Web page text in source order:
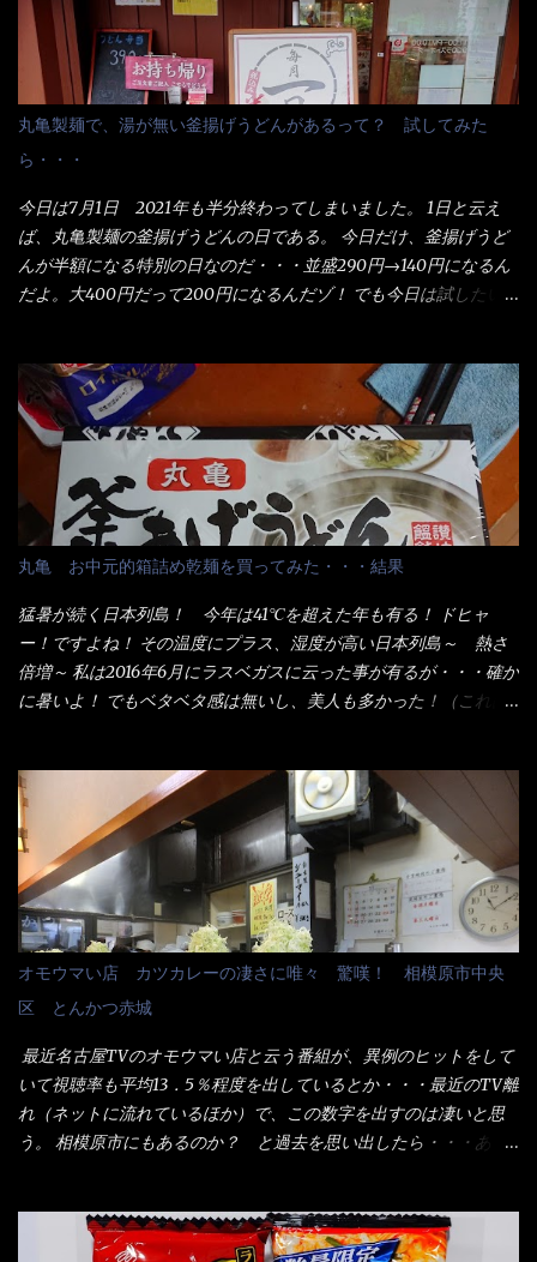
丸亀製麺で、湯が無い釜揚げうどんがあるって？ 試してみた
ら・・・
今日は7月1日 2021年も半分終わってしまいました。 1日と云え
ば、丸亀製麺の釜揚げうどんの日である。 今日だけ、釜揚げうど
んが半額になる特別の日なのだ・・・並盛290円→140円になるん
だよ。大400円だって200円になるんだゾ！ でも今日は試したい
でる～ でもコレって食べきるまで湯に浸かっているわけで、最
初と最後では麺の固さというかコシが違う！ だったら湯なんか要
らないじゃん！ 茹で上げ直後の麺だけいいよ！となるでしょ
う。 事前にググって調べたら、やっぱり＜湯無し＞注文は、裏注
文方法としてあるらしい。 それと店員によっては、理解出来ない
者も居るらしい云う事。 そこでランチ混雑前に、行くのが店への
配慮でもある。 11:20 店内に入り・・・『釜揚げうどん得を湯ナ
シで！』と注文したら、近場にいたオッサン店員はキョトンとし
た顔『湯なし？』（これだ全く理解していないな） すると茹で方
の若い女性店員が『いい！いい！！』とオッサンを向こうへやっ
た。 でサッサと、木桶を用意してうどんだけ入れて出して来まし
た。 な～るほど、この事か・・・ で今日の2021年後半1回目のサ
＞サイズを食べられるか？である。 前回も、大しか食べていない
からね、得がどれくらいの満腹度になるのか？ この得サイズの木
桶は、銭湯で使う洗い桶サイズだなぁ～ この木桶サイズに、満々
と湯が注がれていたら食べ進むうちに、麺が伸びてしまうだろ
う。 これなら茹で上がった直後のままで、食べ進められるじゃな
いか！ 別皿で、葱と天かすを満タンに用意して、山葵も2つ。 そ
れに湯が無い利点として、汁が薄まらない！ これだよ、こ
れ！！ 湯があると、うどんと共に汁の方へ湯までも入ってしま
う。つまりラーメンの麺にスープが絡む現象ですな。 結局、伸び
ずに汁も薄らむこともなく・・最後の方で＜だし汁＞を少し追加
しました。 腹イッパイだけど、得サイズは全てお腹の中へ収まっ
たし満足達成度100％ 苦しいと云う事も無いな！ まだ鶏天1個位
は入りそうだね。 と云う事で、今回＜釜揚げうどんの湯無し＞を
試したら、確...
丸亀 お中元的箱詰め乾麺を買ってみた・・・結果
猛暑が続く日本列島！ 今年は41℃を超えた年も有る！ ドヒャ
ー！ですよね！ その温度にプラス、湿度が高い日本列島～ 熱さ
倍増～ 私は2016年6月にラスベガスに云った事が有るが・・・確か
に暑いよ！ でもベタベタ感は無いし、美人も多かった！（これは
中元は、丁度お盆の夏場に日頃お世話になっている方への＜ご挨
拶＞としての贈り物の習慣です。 今では、大分廃れてしまってい
るかと・・・小生もお中元やお歳暮など送った事は無い！（キッ
パリ） まぁ～この慣習が残っているのは、官公庁や超大手企業戦
士（昇進目的）などの世界でしょう。 要は、ゴマスリ・・・てな
感じかな。 丸亀製麺と云えば、大阪誕生→全国区（北海道と沖縄
は？）へ広がった、讃岐饂飩チェーン店大手といっても過言では
無いでしょう。 各店舗で、毎日饂飩を打っているので饂飩好きの
方には店舗に寄って違う！と云う人も居るらしい・・ そんな大手
讃岐饂飩チェーン店と関係があるのか？ 箱詰め乾麺！ このパッ
ケージからすれば、間違いなく贈答用目的でしょう。 そんな贈答
用箱詰め饂飩・・・またもやメガドンキで発見し購入！ 中身は、
この様な状態です。 乾麺の束が6束／一パックになっており、それ
1280円と云った感じです。 で私は幾らで、メガドンキでゲットし
たかって？ それは非常に言いづらい・・・色々と各方面へ忖度し
オモウマい店 カツカレーの凄さに唯々 驚嘆！ 相模原市中央
区 とんかつ赤城
最近名古屋TVのオモウマい店と云う番組が、異例のヒットをして
いて視聴率も平均13．5％程度を出しているとか・・・最近のTV離
れ（ネットに流れているほか）で、この数字を出すのは凄いと思
う。 相模原市にもあるのか？ と過去を思い出したら・・・あっ
当している。 まずはこれを見て欲しい！ カウンターに置かれた＜
お皿＞である。 直ぐに気づいたでしょう！ 何かキャベツが山じ